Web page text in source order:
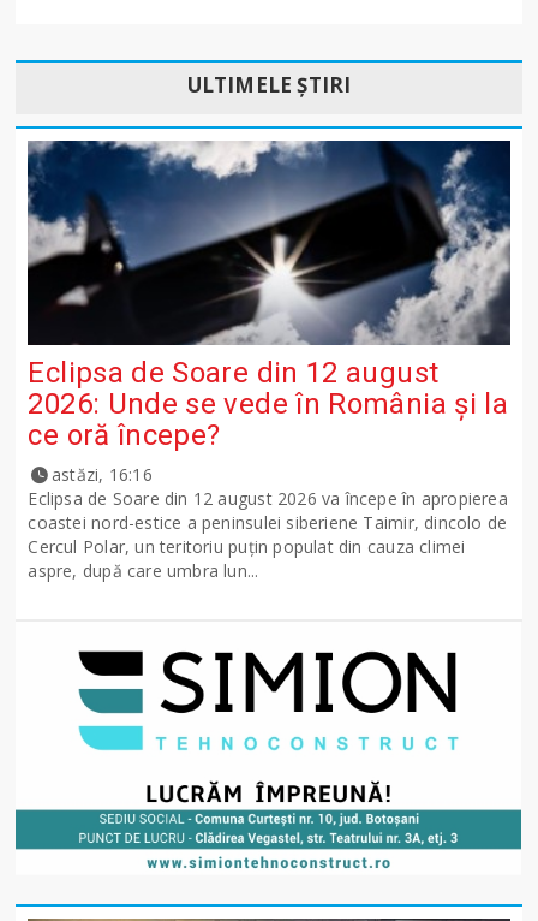
ULTIMELE ȘTIRI
Eclipsa de Soare din 12 august
2026: Unde se vede în România și la
ce oră începe?
astăzi, 16:16
Eclipsa de Soare din 12 august 2026 va începe în apropierea
coastei nord-estice a peninsulei siberiene Taimir, dincolo de
Cercul Polar, un teritoriu puțin populat din cauza climei
aspre, după care umbra lun...